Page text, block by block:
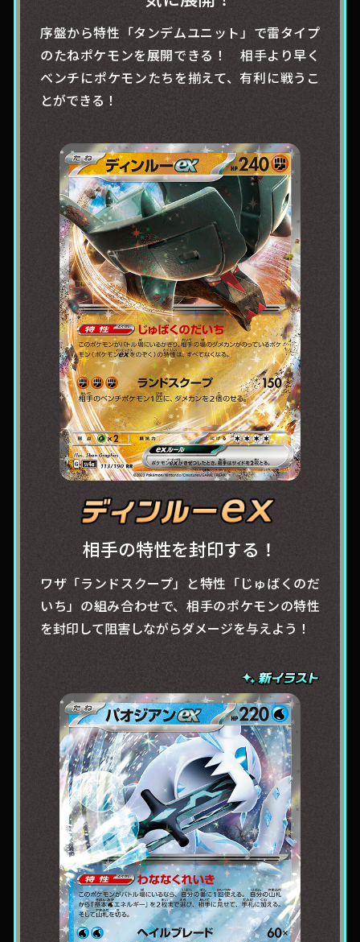
序盤から特性「タンデムユニット」で雷タイプ
のたねポケモンを展開できる！ 相手より早く
ベンチにポケモンたちを揃えて、有利に戦うこ
とができる！
相手の特性を封印する！
ワザ「ランドスクープ」と特性「じゅばくのだ
いち」の組み合わせで、相手のポケモンの特性
を封印して阻害しながらダメージを与えよう！